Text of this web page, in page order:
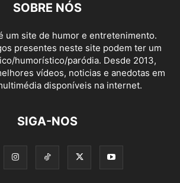
SOBRE NÓS
um site de humor e entretenimento.
presentes neste site podem ter um
humorístico/paródia. Desde 2013,
vídeos, noticias e anedotas em
disponíveis na internet.
SIGA-NOS